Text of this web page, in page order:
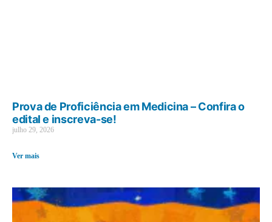
Prova de Proficiência em Medicina – Confira o
edital e inscreva-se!
julho 29, 2026
Ver mais